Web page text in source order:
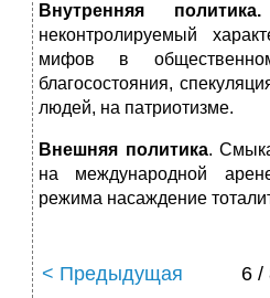
Внутренняя политика.
неконтролируемый
мифов в
благосостояния,
людей, на патриотизме.
Внешняя политика.
на международной
режима насаждение
< Предыдущая 6 /